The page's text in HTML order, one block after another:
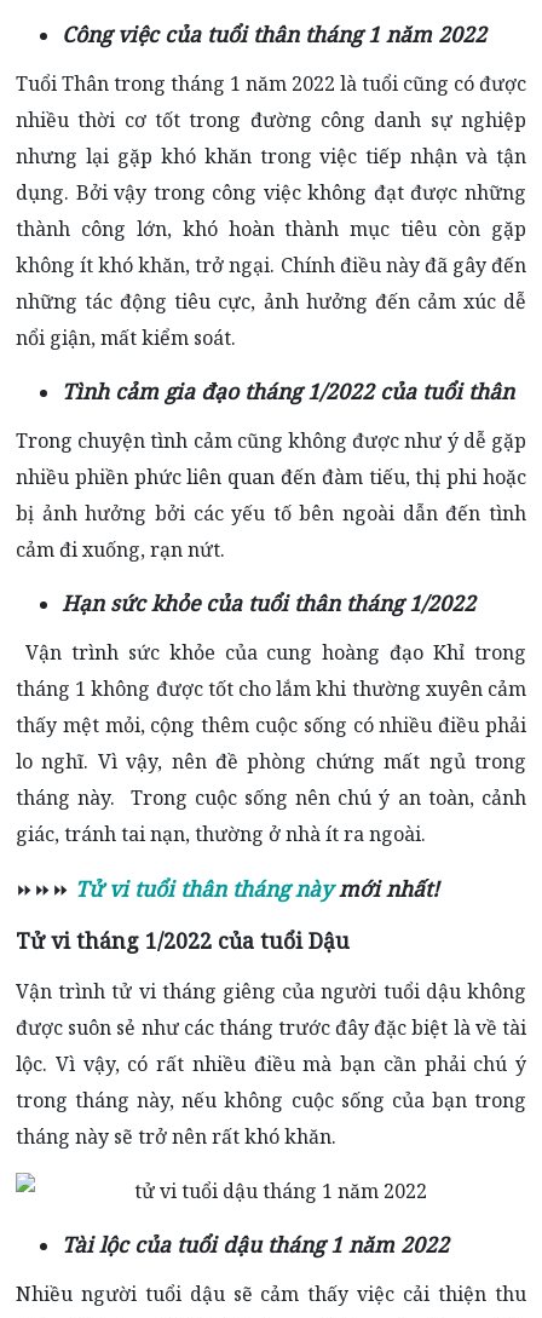
Công việc của tuổi thân tháng 1 năm 2022
Tuổi Thân trong tháng 1 năm 2022 là tuổi cũng có được
nhiều thời cơ tốt trong đường công danh sự nghiệp
nhưng lại gặp khó khăn trong việc tiếp nhận và tận
dụng. Bởi vậy trong công việc không đạt được những
thành công lớn, khó hoàn thành mục tiêu còn gặp
không ít khó khăn, trở ngại. Chính điều này đã gây đến
những tác động tiêu cực, ảnh hưởng đến cảm xúc dễ
nổi giận, mất kiểm soát.
Tình cảm gia đạo tháng 1/2022 của tuổi thân
Trong chuyện tình cảm cũng không được như ý dễ gặp
nhiều phiền phức liên quan đến đàm tiếu, thị phi hoặc
bị ảnh hưởng bởi các yếu tố bên ngoài dẫn đến tình
cảm đi xuống, rạn nứt.
Hạn sức khỏe của tuổi thân tháng 1/2022
Vận trình sức khỏe của cung hoàng đạo Khỉ trong
tháng 1 không được tốt cho lắm khi thường xuyên cảm
thấy mệt mỏi, cộng thêm cuộc sống có nhiều điều phải
lo nghĩ. Vì vậy, nên đề phòng chứng mất ngủ trong
tháng này. Trong cuộc sống nên chú ý an toàn, cảnh
giác, tránh tai nạn, thường ở nhà ít ra ngoài.
⏩⏩⏩ Tử vi tuổi thân tháng nàymới nhất!
Tử vi tháng 1/2022 của tuổi Dậu
Vận trình tử vi tháng giêng của người tuổi dậu không
được suôn sẻ như các tháng trước đây đặc biệt là về tài
lộc. Vì vậy, có rất nhiều điều mà bạn cần phải chú ý
trong tháng này, nếu không cuộc sống của bạn trong
tháng này sẽ trở nên rất khó khăn.
Tài lộc của tuổi dậu tháng 1 năm 2022
Nhiều người tuổi dậu sẽ cảm thấy việc cải thiện thu